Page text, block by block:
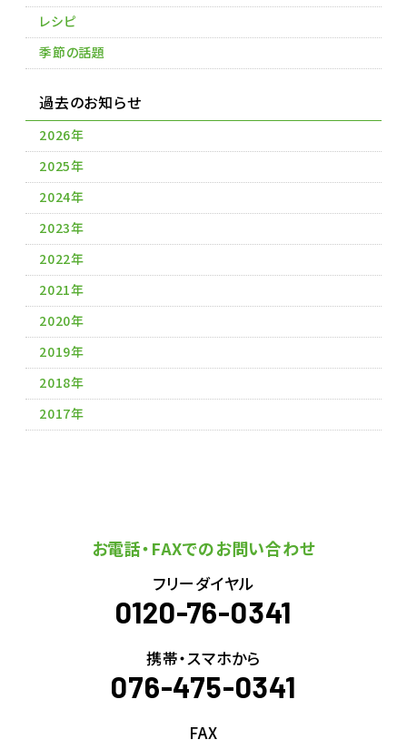
レシピ
季節の話題
過去のお知らせ
2026年
2025年
2024年
2023年
2022年
2021年
2020年
2019年
2018年
2017年
お電話・FAXでのお問い合わせ
フリーダイヤル
0120-76-0341
携帯・スマホから
076-475-0341
FAX